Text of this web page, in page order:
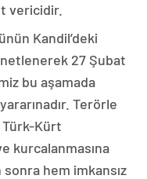
vericidir.
Kandil’deki
27 Şubat
bu aşamada
Terörle
Türk-Kürt
kurcalanmasına
hem imkansız